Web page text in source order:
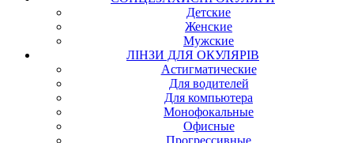
Детские
Женские
Мужские
ЛІНЗИ ДЛЯ ОКУЛЯРІВ
Астигматические
Для водителей
Для компьютера
Монофокальные
Офисные
Прогрессивные